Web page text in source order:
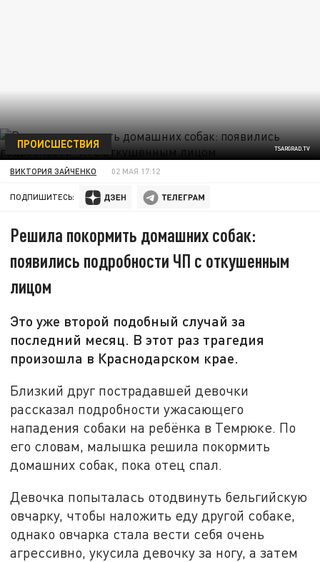
TSARGRAD.TV
ПРОИСШЕСТВИЯ
ВИКТОРИЯ ЗАЙЧЕНКО 02 МАЯ 17:12
ПОДПИШИТЕСЬ:
Решила покормить домашних собак:
появились подробности ЧП с откушенным
лицом
Это уже второй подобный случай за
последний месяц. В этот раз трагедия
произошла в Краснодарском крае.
Близкий друг пострадавшей девочки
рассказал подробности ужасающего
нападения собаки на ребёнка в Темрюке. По
его словам, малышка решила покормить
домашних собак, пока отец спал.
Девочка попыталась отодвинуть бельгийскую
овчарку, чтобы наложить еду другой собаке,
однако овчарка стала вести себя очень
агрессивно, укусила девочку за ногу, а затем